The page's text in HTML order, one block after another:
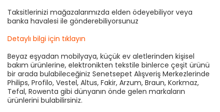
Taksitlerinizi mağazalarımızda elden ödeyebiliyor veya
banka havalesi ile gönderebiliyorsunuz
Detaylı bilgi için tıklayın
Beyaz eşyadan mobilyaya, küçük ev aletlerinden kişisel
bakım ürünlerine, elektronikten tekstile binlerce çeşit ürünü
bir arada bulabileceğiniz Senetsepet Alışveriş Merkezlerinde
Philips, Profilo, Vestel, Altus, Fakir, Arzum, Braun, Korkmaz,
Tefal, Rowenta gibi dünyanın önde gelen markaların
ürünlerini bulabilirsiniz.